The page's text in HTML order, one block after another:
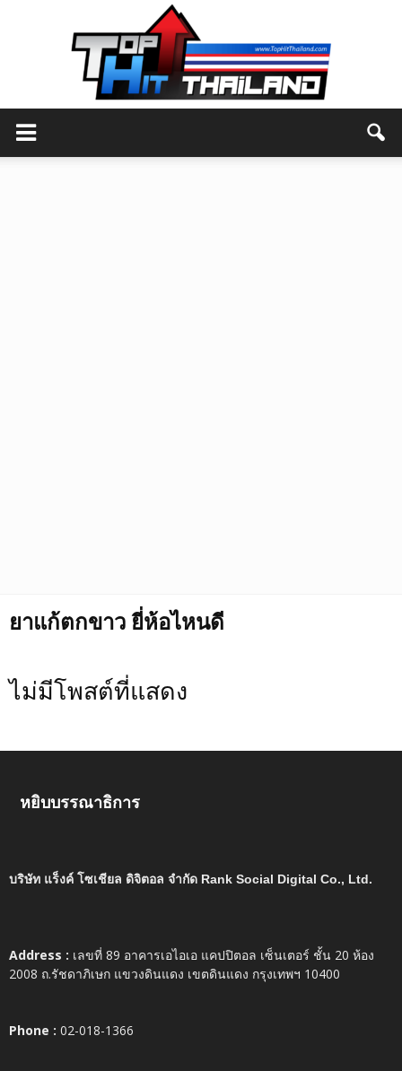
ยาแก้ตกขาว ยี่ห้อไหนดี
ไม่มีโพสต์ที่แสดง
หยิบบรรณาธิการ
บริษัท แร็งค์ โซเชียล ดิจิตอล จำกัด Rank Social Digital Co., Ltd.
Address : เลขที่ 89 อาคารเอไอเอ แคปปิตอล เซ็นเตอร์ ชั้น 20 ห้อง
2008 ถ.รัชดาภิเษก แขวงดินแดง เขตดินแดง กรุงเทพฯ 10400
Phone : 02-018-1366